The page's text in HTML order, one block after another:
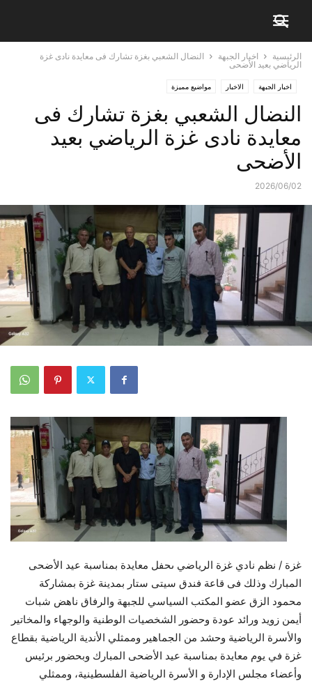
الرئيسية اخبار الجبهة
النضال الشعبي بغزة تشارك فى معايدة نادى غزة
الرياضي بعيد الأضحى
اخبار الجبهة الاخبار مواضيع مميزة
النضال الشعبي بغزة تشارك فى
معايدة نادى غزة الرياضي بعيد
الأضحى
2026/06/02
غزة / نظم نادي غزة الرياضي ىحفل معايدة بمناسبة عيد الأضحى
المبارك وذلك فى قاعة فندق سيتى ستار بمدينة غزة بمشاركة
محمود الزق عضو المكتب السياسي للجبهة والرفاق ناهض شبات
أيمن زويد ورائد عودة وحضور الشخصيات الوطنية والوجهاء والمخاتير
والأسرة الرياضية وحشد من الجماهير وممثلي الأندية الرياضية بقطاع
غزة في يوم معايدة بمناسبة عيد الأضحى المبارك وبحضور برئيس
وأعضاء مجلس الإدارة و الأسرة الرياضية الفلسطينية، وممثلي